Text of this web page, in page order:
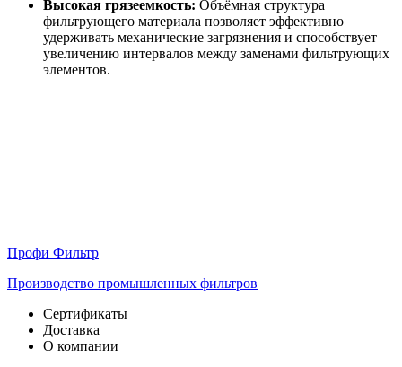
Высокая грязеемкость: Объёмная структура
фильтрующего материала позволяет эффективно
удерживать механические загрязнения и способствует
увеличению интервалов между заменами фильтрующих
элементов.
Профи Фильтр
Производство промышленных фильтров
Сертификаты
Доставка
О компании